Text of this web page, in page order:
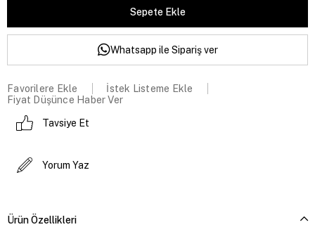
Whatsapp ile Sipariş ver
Favorilere Ekle
İstek Listeme Ekle
Fiyat Düşünce Haber Ver
Tavsiye Et
Yorum Yaz
Ürün Özellikleri